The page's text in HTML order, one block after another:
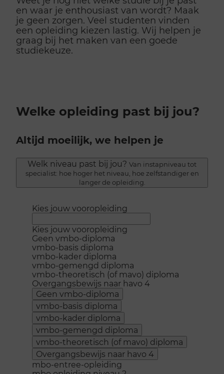
en waar je enthousiast van wordt? Maak
je geen zorgen. Veel studenten vinden
een opleiding kiezen lastig. Wij helpen je
graag bij het maken van een goede
studiekeuze.
Welke opleiding past bij jou?
Altijd moeilijk, we helpen je
Welk niveau past bij jou? Van instapniveau tot
specialist: hoe hoger het niveau, hoe zelfstandiger en
langer de opleiding.
Kies jouw vooropleiding
Kies jouw vooropleiding
Geen vmbo-diploma
vmbo-basis diploma
vmbo-kader diploma
vmbo-gemengd diploma
vmbo-theoretisch (of mavo) diploma
Overgangsbewijs naar havo 4
Geen vmbo-diploma
vmbo-basis diploma
vmbo-kader diploma
vmbo-gemengd diploma
vmbo-theoretisch (of mavo) diploma
Overgangsbewijs naar havo 4
mbo-entree-opleiding